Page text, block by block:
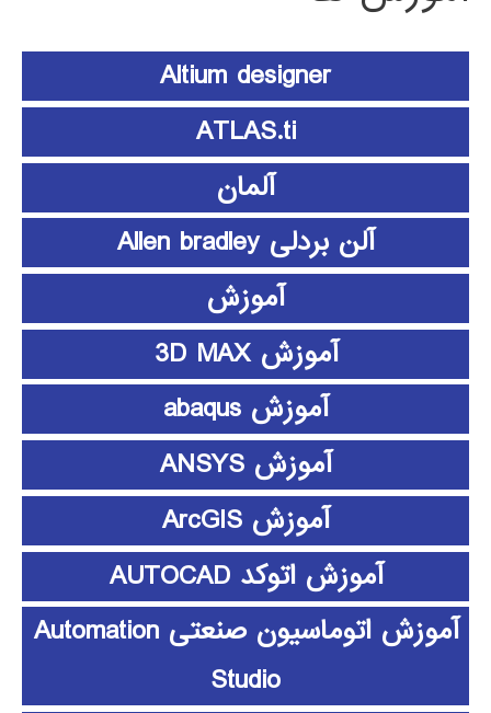
Altium designer
ATLAS.ti
آلمان
آلن بردلی Allen bradley
آموزش
آموزش 3D MAX
آموزش abaqus
آموزش ANSYS
آموزش ArcGIS
آموزش اتوکد AUTOCAD
آموزش اتوماسیون صنعتی Automation
Studio